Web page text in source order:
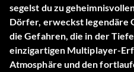
segelst du zu
Dörfer, erweckst legendäre
die Gefahren, die in der
einzigartigen Multiplayer-
Atmosphäre und den